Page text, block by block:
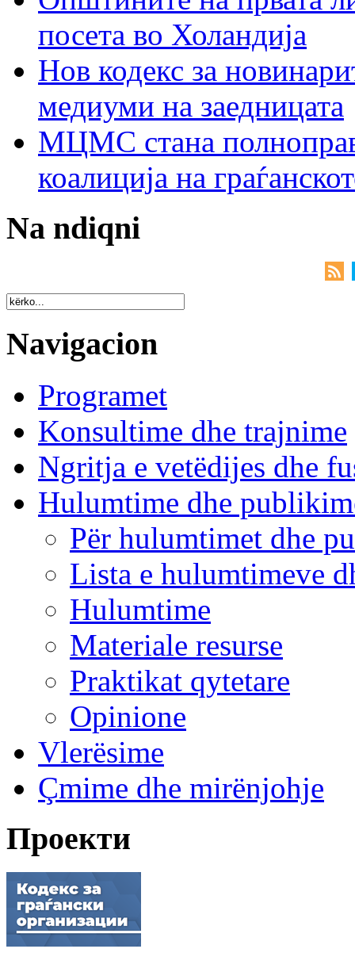
посета во Холандија
Нов кодекс за
медиуми на заедницата
МЦМС стана
коалиција на
Na ndiqni
Navigacion
Programet
Konsultime dhe trajnime
Ngritja e vetëdijes dhe
Hulumtime dhe
Për hulumtimet dhe
Lista e hulumtimeve
Hulumtime
Materiale resurse
Praktikat qytetare
Opinione
Vlerësime
Çmime dhe mirënjohje
Проекти